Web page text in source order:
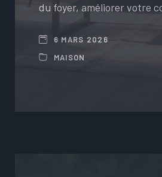
du foyer, améliorer votre
6 MARS 2026
MAISON